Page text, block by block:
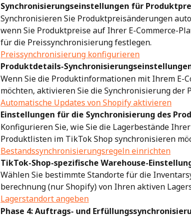
Synchronisierungseinstellungen für
Synchronisieren Sie Produktpreisänderungen
wenn Sie Produktpreise auf Ihrer E-Commerce-
für die Preissynchronisierung festlegen.
Preissynchronisierung konfigurieren
Produktdetails-
Wenn Sie die Produktinformationen mit Ihrem E-
möchten, aktivieren Sie die Synchronisierung der
Automatische Updates von Shopify aktivieren
Einstellungen für die Synchronisierung des
Konfigurieren Sie, wie Sie die Lagerbestände
Produktlisten im TikTok Shop synchronisieren
Bestandssynchronisierungsregeln einrichten
TikTok-Shop-spezifische Warehouse-
Wählen Sie bestimmte Standorte für die
berechnung (nur Shopify) von Ihren aktiven
Lagerstandort angeben
Phase 4: Auftrags- und